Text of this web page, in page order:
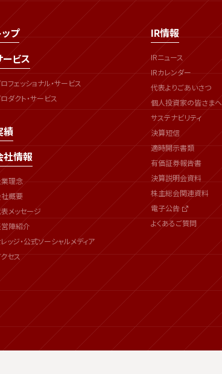
ップ
ービス
フェッショナル・サービス
ダクト・サービス
績
社情報
理念
概要
メッセージ
陣紹介
ッジ・公式ソーシャルメディア
セス
IR情報
IRニュース
IRカレンダー
代表よりごあいさつ
個人投資家の皆さまへ
サステナビリティ
決算短信
適時開示書類
有価証券報告書
決算説明会資料
株主総会関連資料
電子公告
よくあるご質問